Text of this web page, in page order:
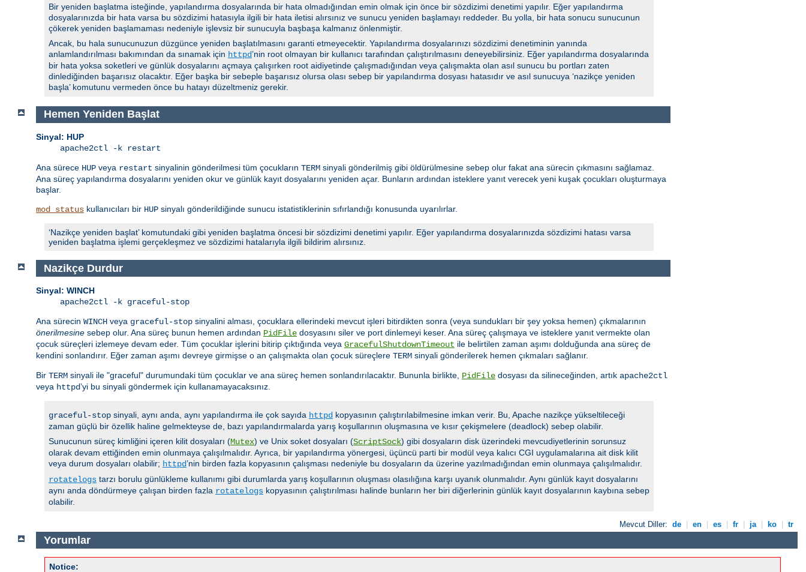
Bir yeniden başlatma isteğinde, yapılandırma dosyalarında bir hata olmadığından emin olmak için önce bir sözdizimi denetimi yapılır. Eğer yapılandırma
dosyalarınızda bir hata varsa bu sözdizimi hatasıyla ilgili bir hata iletisi alırsınız ve sunucu yeniden başlamayı reddeder. Bu yolla, bir hata sonucu sunucunun
çökerek yeniden başlamaması nedeniyle işlevsiz bir sunucuyla başbaşa kalmanız önlenmiştir.
Ancak, bu hala sunucunuzun düzgünce yeniden başlatılmasını garanti etmeyecektir. Yapılandırma dosyalarınızı sözdizimi denetiminin yanında
anlamlandırılması bakımından da sınamak için httpd’nin root olmayan bir kullanıcı tarafından çalıştırılmasını deneyebilirsiniz. Eğer yapılandırma dosyalarında
bir hata yoksa soketleri ve günlük dosyalarını açmaya çalışırken root aidiyetinde çalışmadığından veya çalışmakta olan asıl sunucu bu portları zaten
dinlediğinden başarısız olacaktır. Eğer başka bir sebeple başarısız olursa olası sebep bir yapılandırma dosyası hatasıdır ve asıl sunucuya ‘nazikçe yeniden
başla’ komutunu vermeden önce bu hatayı düzeltmeniz gerekir.
Hemen Yeniden Başlat
Sinyal: HUP
apache2ctl -k restart
Ana sürece HUP veya restart sinyalinin gönderilmesi tüm çocukların TERM sinyali gönderilmiş gibi öldürülmesine sebep olur fakat ana sürecin çıkmasını sağlamaz.
Ana süreç yapılandırma dosyalarını yeniden okur ve günlük kayıt dosyalarını yeniden açar. Bunların ardından isteklere yanıt verecek yeni kuşak çocukları oluşturmaya
başlar.
mod_status kullanıcıları bir HUP sinyalı gönderildiğinde sunucu istatistiklerinin sıfırlandığı konusunda uyarılırlar.
‘Nazikçe yeniden başlat’ komutundaki gibi yeniden başlatma öncesi bir sözdizimi denetimi yapılır. Eğer yapılandırma dosyalarınızda sözdizimi hatası varsa
yeniden başlatma işlemi gerçekleşmez ve sözdizimi hatalarıyla ilgili bildirim alırsınız.
Nazikçe Durdur
Sinyal: WINCH
apache2ctl -k graceful-stop
Ana sürecin WINCH veya graceful-stop sinyalini alması, çocuklara ellerindeki mevcut işleri bitirdikten sonra (veya sundukları bir şey yoksa hemen) çıkmalarının
önerilmesine sebep olur. Ana süreç bunun hemen ardından PidFile dosyasını siler ve port dinlemeyi keser. Ana süreç çalışmaya ve isteklere yanıt vermekte olan
çocuk süreçleri izlemeye devam eder. Tüm çocuklar işlerini bitirip çıktığında veya GracefulShutdownTimeout ile belirtilen zaman aşımı dolduğunda ana süreç de
kendini sonlandırır. Eğer zaman aşımı devreye girmişse o an çalışmakta olan çocuk süreçlere TERM sinyali gönderilerek hemen çıkmaları sağlanır.
Bir TERM sinyali ile "graceful" durumundaki tüm çocuklar ve ana süreç hemen sonlandırılacaktır. Bununla birlikte, PidFile dosyası da silineceğinden, artık apache2ctl
veya httpd’yi bu sinyali göndermek için kullanamayacaksınız.
graceful-stop sinyali, aynı anda, aynı yapılandırma ile çok sayıda httpd kopyasının çalıştırılabilmesine imkan verir. Bu, Apache nazikçe yükseltileceği
zaman güçlü bir özellik haline gelmekteyse de, bazı yapılandırmalarda yarış koşullarının oluşmasına ve kısır çekişmelere (deadlock) sebep olabilir.
Sunucunun süreç kimliğini içeren kilit dosyaları (Mutex) ve Unix soket dosyaları (ScriptSock) gibi dosyaların disk üzerindeki mevcudiyetlerinin sorunsuz
olarak devam ettiğinden emin olunmaya çalışılmalıdır. Ayrıca, bir yapılandırma yönergesi, üçüncü parti bir modül veya kalıcı CGI uygulamalarına ait disk kilit
veya durum dosyaları olabilir; httpd’nin birden fazla kopyasının çalışması nedeniyle bu dosyaların da üzerine yazılmadığından emin olunmaya çalışılmalıdır.
rotatelogs tarzı borulu günlükleme kullanımı gibi durumlarda yarış koşullarının oluşması olasılığına karşı uyanık olunmalıdır. Aynı günlük kayıt dosyalarını
aynı anda döndürmeye çalışan birden fazla rotatelogs kopyasının çalıştırılması halinde bunların her biri diğerlerinin günlük kayıt dosyalarının kaybına sebep
olabilir.
Mevcut Diller: de en es fr ja ko tr
Yorumlar
Notice: